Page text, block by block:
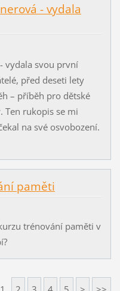
- vydala
vydala svou první
před deseti lety
– příběh pro dětské
Ten rukopis se mi
na své osvobození.
paměti
trénování paměti v